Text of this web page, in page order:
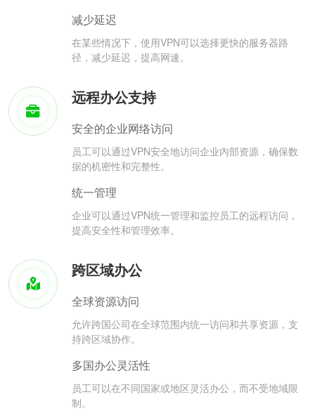
减少延迟
在某些情况下，使用VPN可以选择更快的服务器路
径，减少延迟，提高网速。
远程办公支持
安全的企业网络访问
员工可以通过VPN安全地访问企业内部资源，确保数
据的机密性和完整性。
统一管理
企业可以通过VPN统一管理和监控员工的远程访问，
提高安全性和管理效率。
跨区域办公
全球资源访问
允许跨国公司在全球范围内统一访问和共享资源，支
持跨区域协作。
多国办公灵活性
员工可以在不同国家或地区灵活办公，而不受地域限
制。